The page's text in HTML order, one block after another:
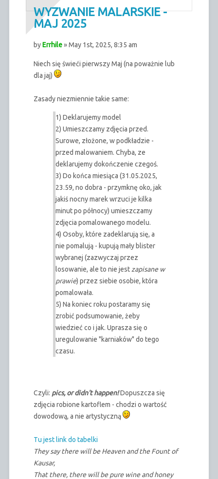
WYZWANIE MALARSKIE -
MAJ 2025
byErrhile» May 1st, 2025, 8:35 am
Niech się świeći pierwszy Maj (na poważnie lub
dla jaj)
Zasady niezmiennie takie same:
1) Deklarujemy model
2) Umieszczamy zdjęcia przed.
Surowe, złożone, w podkładzie -
przed malowaniem. Chyba, ze
deklarujemy dokończenie czegoś.
3) Do końca miesiąca (31.05.2025,
23.59, no dobra - przymknę oko, jak
jakiś nocny marek wrzuci je kilka
minut po północy) umieszczamy
zdjęcia pomalowanego modelu.
4) Osoby, które zadeklarują się, a
nie pomalują - kupują mały blister
wybranej (zazwyczaj przez
losowanie, ale to nie jest zapisane w
prawie) przez siebie osobie, która
pomalowała.
5) Na koniec roku postaramy się
zrobić podsumowanie, żeby
wiedzieć co i jak. Uprasza się o
uregulowanie "karniaków" do tego
czasu.
Czyli: pics, or didn't happen!Dopuszcza się
zdjęcia robione kartoflem - chodzi o wartość
dowodową, a nie artystyczną
Tu jest link do tabelki
They say there will be Heaven and the Fount of
Kausar,
That there, there will be pure wine and honey